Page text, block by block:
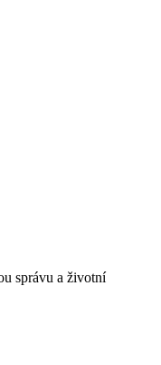
správu a životní